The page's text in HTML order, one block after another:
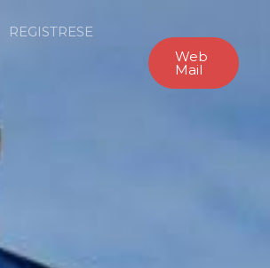
REGISTRESE
Web
Mail